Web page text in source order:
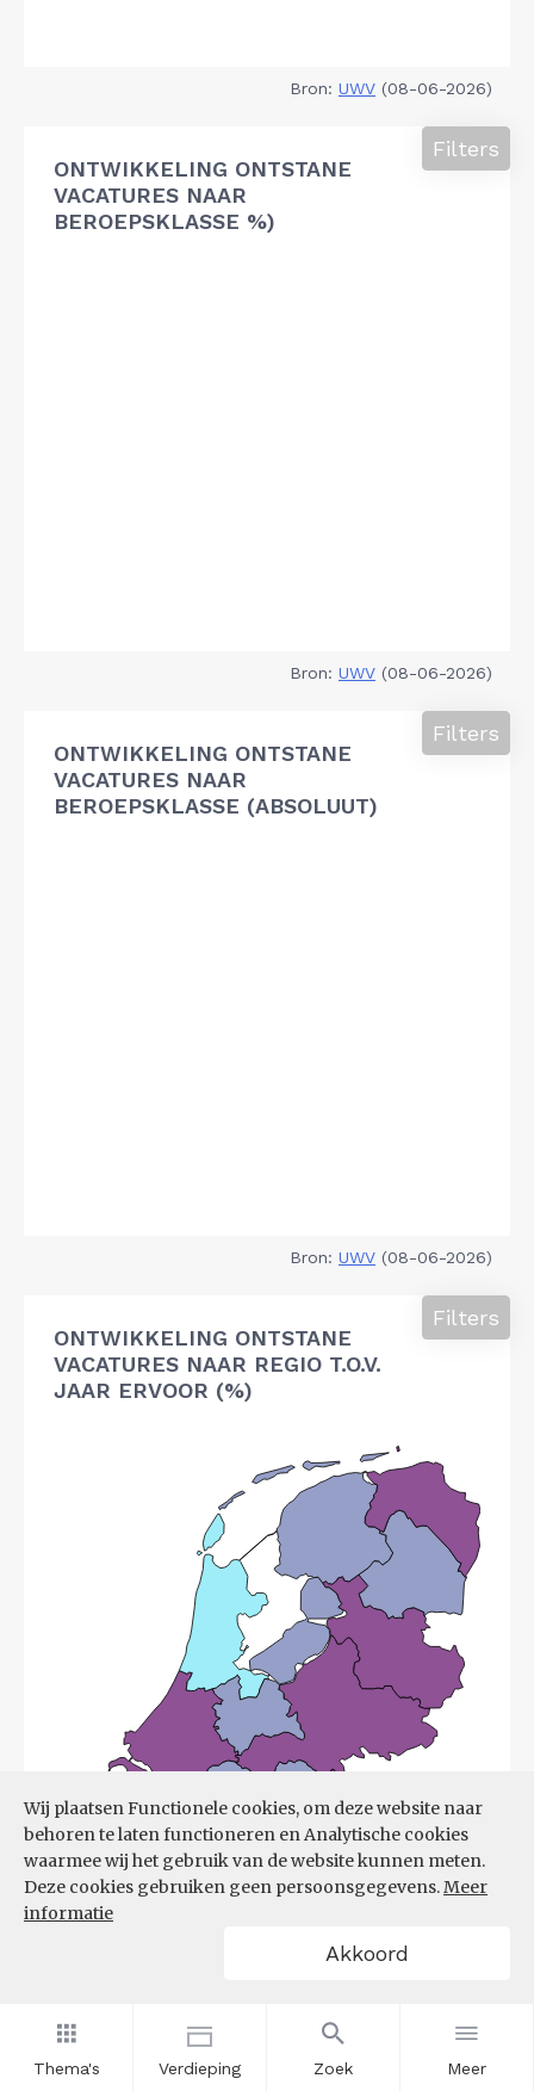
Thema's Verdieping Zoek Meer
Wij plaatsen Functionele cookies, om deze website naar
behoren te laten functioneren en Analytische cookies
waarmee wij het gebruik van de website kunnen meten.
Deze cookies gebruiken geen persoonsgegevens.Meer
informatie
Akkoord
Bron: UWV (08-06-2026)
ONTWIKKELING ONTSTANE
VACATURES NAAR
BEROEPSKLASSE %)
Filters
Bron: UWV (08-06-2026)
ONTWIKKELING ONTSTANE
VACATURES NAAR
BEROEPSKLASSE (ABSOLUUT)
Filters
Bron: UWV (08-06-2026)
ONTWIKKELING ONTSTANE
VACATURES NAAR REGIO T.O.V.
JAAR ERVOOR (%)
Filters
Bron:
Filters